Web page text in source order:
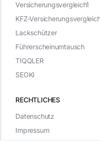
Versicherungsvergleich1
KFZ-
Lackschützer
Führerscheinumtausch
TIQQLER
SEOKI
RECHTLICHES
Datenschutz
Impressum